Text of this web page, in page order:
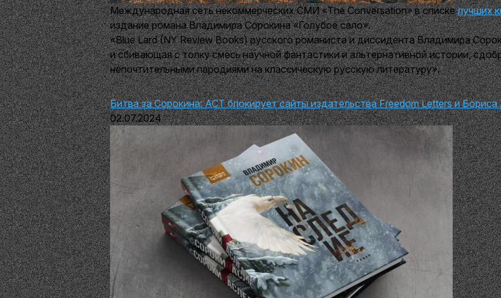
Международная сеть некоммерческих СМИ «The Conversation» в спискелучших
издание романа Владимира Сорокина «Голубое сало».
«Blue Lard (NY Review Books) русского романиста и диссидента Владимира
и сбивающая с толку смесь научной фантастики и альтернативной истории,
непочтительными пародиями на классическую русскую литературу».
Битва за Сорокина: АСТ блокирует сайты издательства Freedom Letters и
02.07.2024